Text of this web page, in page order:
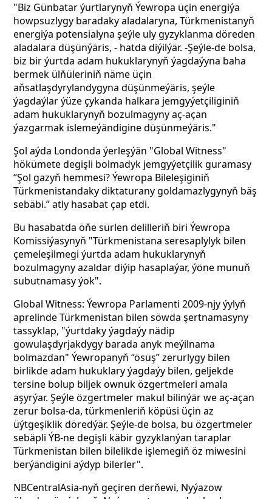
"Biz Günbatar ýurtlarynyň Ýewropa üçin energiýa
howpsuzlygy baradaky aladalaryna, Türkmenistanyň
energiýa potensialyna şeýle uly gyzyklanma döreden
aladalara düşünýäris, - hatda diýilýär. -Şeýle-de bolsa,
biz bir ýurtda adam hukuklarynyň ýagdaýyna baha
bermek ülňüleriniň näme üçin
aňsatlaşdyrylandygyna düşünmeýäris, şeýle
ýagdaýlar ýüze çykanda halkara jemgyýetçiliginiň
adam hukuklarynyň bozulmagyny aç-açan
ýazgarmak islemeýändigine düşünmeýäris."
Şol aýda Londonda ýerleşýän "Global Witness"
hökümete degişli bolmadyk jemgyýetçilik guramasy
“Şol gazyň hemmesi? Ýewropa Bileleşiginiň
Türkmenistandaky diktaturany goldamazlygynyň bäş
sebäbi.” atly hasabat çap etdi.
Bu hasabatda öňe sürlen delilleriň biri Ýewropa
Komissiýasynyň "Türkmenistana seresaplylyk bilen
çemeleşilmegi ýurtda adam hukuklarynyň
bozulmagyny azaldar diýip hasaplaýar, ýöne munuň
subutnamasy ýok".
Global Witness: Ýewropa Parlamenti 2009-njy ýylyň
aprelinde Türkmenistan bilen söwda şertnamasyny
tassyklap, "ýurtdaky ýagdaýy nädip
gowulaşdyrjakdygy barada anyk meýilnama
bolmazdan" Ýewropanyň “ösüş” zerurlygy bilen
birlikde adam hukuklary ýagdaýy bilen, geljekde
tersine bolup biljek ownuk özgertmeleri amala
aşyrýar. Şeýle özgertmeler makul bilinýär we aç-açan
zerur bolsa-da, türkmenleriň köpüsi üçin az
üýtgeşiklik döredýär. Şeýle-de bolsa, bu özgertmeler
sebäpli ÝB-ne degişli käbir gyzyklanýan taraplar
Türkmenistan bilen bilelikde işlemegiň öz miwesini
berýändigini aýdyp bilerler".
NBCentralAsia-nyň geçiren derňewi, Nyýazow